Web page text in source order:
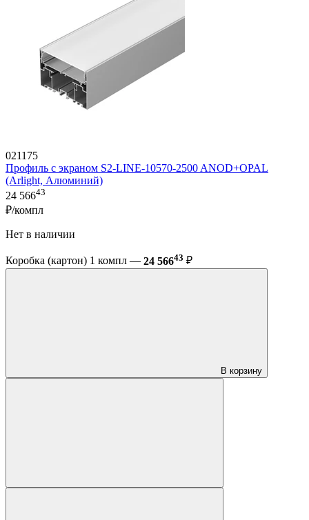
021175
Профиль с экраном S2-LINE-10570-2500 ANOD+OPAL
(Arlight, Алюминий)
24 56643
₽/компл
Нет в наличии
Коробка (картон) 1 компл — 24 56643 ₽
В корзину